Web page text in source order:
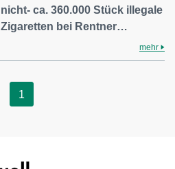
nicht- ca. 360.000 Stück illegale
Zigaretten bei Rentner…
mehr
1